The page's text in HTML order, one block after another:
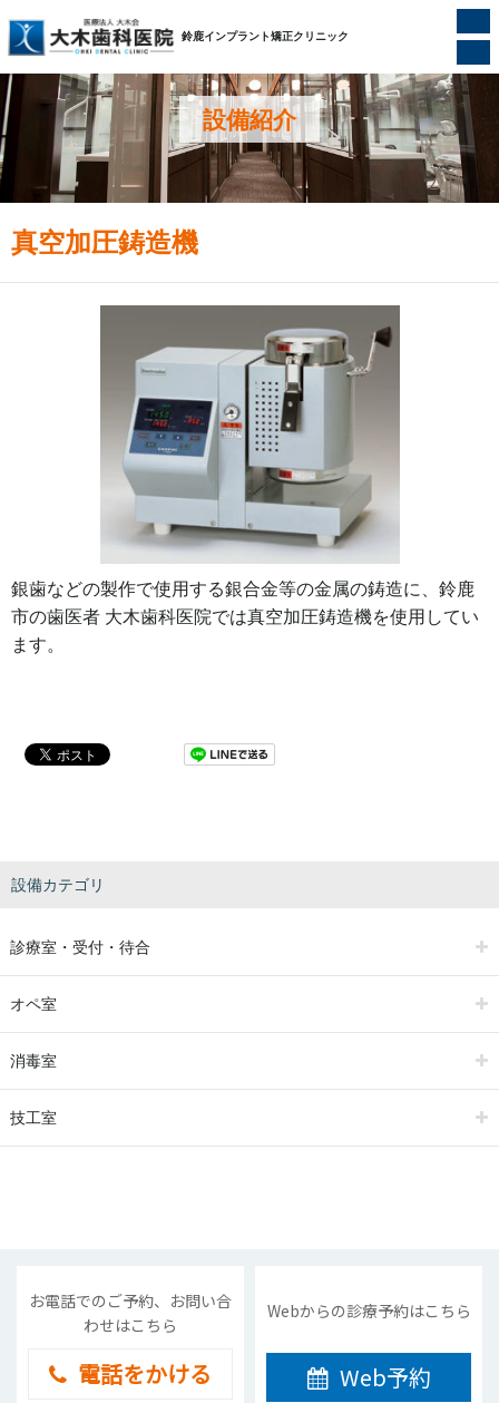
鈴鹿インプラント矯正クリニック
ホーム 設備紹介
設備紹介
真空加圧鋳造機
銀歯などの製作で使用する銀合金等の金属の鋳造に、鈴鹿
市の歯医者 大木歯科医院では真空加圧鋳造機を使用してい
ます。
設備カテゴリ
診療室・受付・待合
オペ室
消毒室
技工室
お電話でのご予約、お問い合
わせはこちら
電話をかける
Webからの診療予約はこちら
Web予約